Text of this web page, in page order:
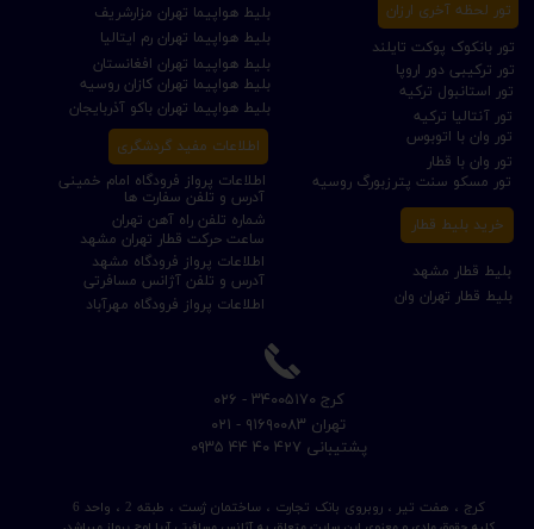
​تهران ۹۱۶۹۰۰۸۳ - ۰۲۱
کرج ، هفت تیر ، روبروی بانک تجارت ، ساختمان ژست ، طبقه 2 ، واحد 6
​کرج ۳۴۰۰۵۱۷۰ - ۰۲۶
​پشتیبانی ۴۲۷ ۴۰ ۴۴ ۰۹۳۵
تور ترکیبی دور اروپا
بلیط هواپیما تهران مزارشریف
بلیط هواپیما تهران افغانستان
بلیط قطار تهران وان
بلیط قطار مشهد
بلیط هواپیما تهران رم ایتالیا
اطلاعات پرواز فرودگاه امام خمینی
بلیط هواپیما تهران باکو آذربایجان
بلیط هواپیما تهران کازان روسیه
تور آنتالیا ترکیه
تور استانبول ترکیه
تور مسکو سنت پترزبورگ روسیه
تور وان با قطار
تور بانکوک پوکت تایلند
تور وان با اتوبوس
ساعت حرکت قطار تهران مشهد
خرید بلیط قطار
تور لحظه آخری ارزان
شماره تلفن راه آهن تهران
اطلاعات پرواز فرودگاه مهرآباد
اطلاعات پرواز فرودگاه مشهد
آدرس و تلفن سفارت ها
آدرس و تلفن آژانس مسافرتی
اطلاعات مفید گردشگری